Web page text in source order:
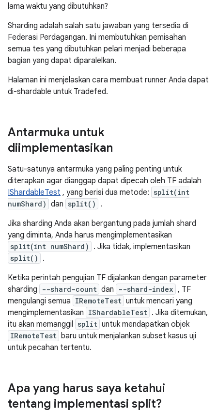
lama waktu yang dibutuhkan?
Sharding adalah salah satu jawaban yang tersedia di
Federasi Perdagangan. Ini membutuhkan pemisahan
semua tes yang dibutuhkan pelari menjadi beberapa
bagian yang dapat diparalelkan.
Halaman ini menjelaskan cara membuat runner Anda dapat
di-shardable untuk Tradefed.
Antarmuka untuk
diimplementasikan
Satu-satunya antarmuka yang paling penting untuk
diterapkan agar dianggap dapat dipecah oleh TF adalah
IShardableTest , yang berisi dua metode: split(int
numShard) dan split()
.
Jika sharding Anda akan bergantung pada jumlah shard
yang diminta, Anda harus mengimplementasikan
split(int numShard) . Jika tidak, implementasikan
split()
.
Ketika perintah pengujian TF dijalankan dengan parameter
sharding
--shard-count dan --shard-index , TF
mengulangi semua IRemoteTest untuk mencari yang
mengimplementasikan IShardableTest . Jika ditemukan,
itu akan memanggil split untuk mendapatkan objek
IRemoteTest baru untuk menjalankan subset kasus uji
untuk pecahan tertentu.
Apa yang harus saya ketahui
tentang implementasi split?